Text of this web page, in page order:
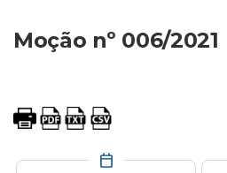
Moção nº 006/2021
calendar_today